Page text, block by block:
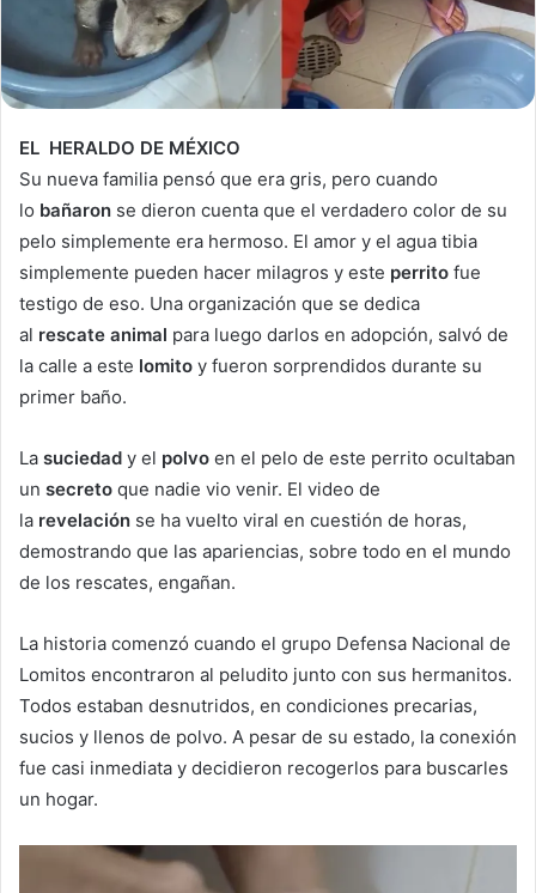
EL HERALDO DE MÉXICO
Su nueva familia pensó que era gris, pero cuando
lo bañaron se dieron cuenta que el verdadero color de su
pelo simplemente era hermoso. El amor y el agua tibia
simplemente pueden hacer milagros y este perrito fue
testigo de eso. Una organización que se dedica
al rescate animal para luego darlos en adopción, salvó de
la calle a este lomito y fueron sorprendidos durante su
primer baño.
La suciedad y el polvo en el pelo de este perrito ocultaban
un secreto que nadie vio venir. El video de
la revelación se ha vuelto viral en cuestión de horas,
demostrando que las apariencias, sobre todo en el mundo
de los rescates, engañan.
La historia comenzó cuando el grupo Defensa Nacional de
Lomitos encontraron al peludito junto con sus hermanitos.
Todos estaban desnutridos, en condiciones precarias,
sucios y llenos de polvo. A pesar de su estado, la conexión
fue casi inmediata y decidieron recogerlos para buscarles
un hogar.